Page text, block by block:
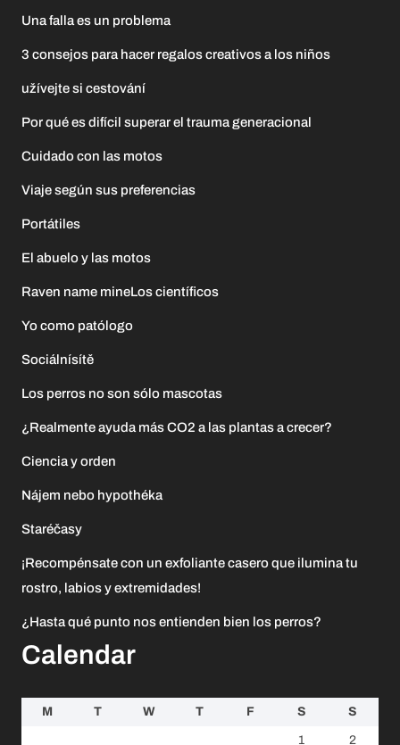
Una falla es un problema
3 consejos para hacer regalos creativos a los niños
užívejte si cestování
Por qué es difícil superar el trauma generacional
Cuidado con las motos
Viaje según sus preferencias
Portátiles
El abuelo y las motos
Raven name mineLos científicos
Yo como patólogo
Sociálnísítě
Los perros no son sólo mascotas
¿Realmente ayuda más CO2 a las plantas a crecer?
Ciencia y orden
Nájem nebo hypothéka
Staréčasy
¡Recompénsate con un exfoliante casero que ilumina tu
rostro, labios y extremidades!
¿Hasta qué punto nos entienden bien los perros?
Calendar
M T W T F S S
1 2